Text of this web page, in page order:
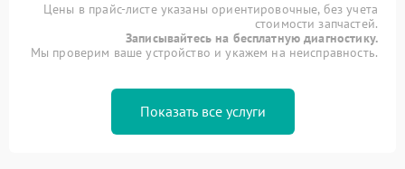
Цены в прайс-листе указаны ориентировочные, без учета
стоимости запчастей.
Записывайтесь на бесплатную диагностику.
Мы проверим ваше устройство и укажем на неисправность.
Показать все услуги